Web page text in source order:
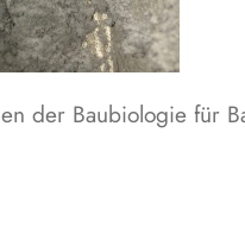
der Baubiologie für